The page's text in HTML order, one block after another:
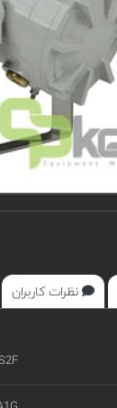
نظرات کاربران